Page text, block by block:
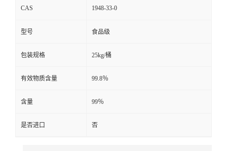
CAS 1948-33-0
型号 食品级
包装规格 25kg/桶
有效物质含量 99.8％
含量 99％
是否进口 否